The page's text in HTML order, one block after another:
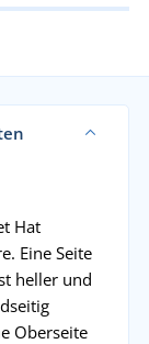
Hat
Eine Seite
heller und
Oberseite